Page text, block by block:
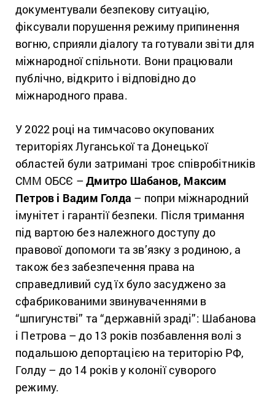
документували безпекову ситуацію,
фіксували порушення режиму припинення
вогню, сприяли діалогу та готували звіти для
міжнародної спільноти. Вони працювали
публічно, відкрито і відповідно до
міжнародного права.
У 2022 році на тимчасово окупованих
територіях Луганської та Донецької
областей були затримані троє співробітників
СММ ОБСЄ –Дмитро Шабанов, Максим
Петров і Вадим Голда – попри міжнародний
імунітет і гарантії безпеки. Після тримання
під вартою без належного доступу до
правової допомоги та зв’язку з родиною, а
також без забезпечення права на
справедливий суд їх було засуджено за
сфабрикованими звинуваченнями в
“шпигунстві” та “державній зраді”: Шабанова
і Петрова – до 13 років позбавлення волі з
подальшою депортацією на територію РФ,
Голду – до 14 років у колонії суворого
режиму.